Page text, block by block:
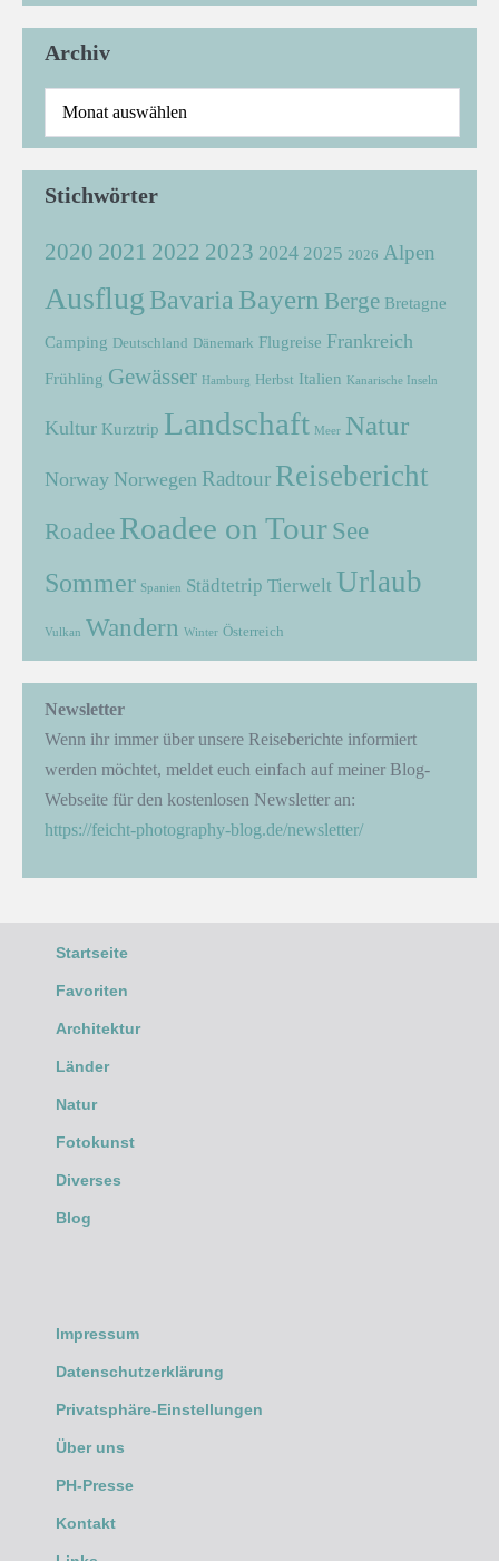
Archiv
Stichwörter
2020 2021 2022 2023 2024 2025 2026 Alpen
Ausflug Bavaria Bayern Berge Bretagne
Camping Deutschland Dänemark Flugreise Frankreich
Frühling Gewässer Hamburg Herbst Italien Kanarische Inseln
Kultur Kurztrip Landschaft Meer Natur
Norway Norwegen Radtour Reisebericht
Roadee Roadee on Tour See
Sommer Spanien Städtetrip Tierwelt Urlaub
Vulkan Wandern Winter Österreich
Newsletter
Wenn ihr immer über unsere Reiseberichte informiert
werden möchtet, meldet euch einfach auf meiner Blog-
Webseite für den kostenlosen Newsletter an:
https://feicht-photography-blog.de/newsletter/
Startseite
Favoriten
Architektur
Länder
Natur
Fotokunst
Diverses
Blog
Impressum
Datenschutzerklärung
Privatsphäre-Einstellungen
Über uns
PH-Presse
Kontakt